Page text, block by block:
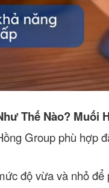
Thế Nào? Muối
Group phù hợp
độ vừa và nhỏ để